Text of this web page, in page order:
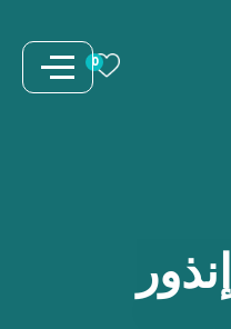
0
إنذور